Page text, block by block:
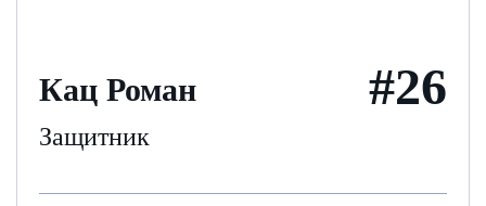
Кац Роман
Защитник
#26